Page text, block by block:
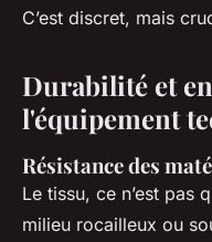
C’est discret, mais
Durabilité et
l'équipement
Résistance des
Le tissu, ce n’est pas
milieu rocailleux ou